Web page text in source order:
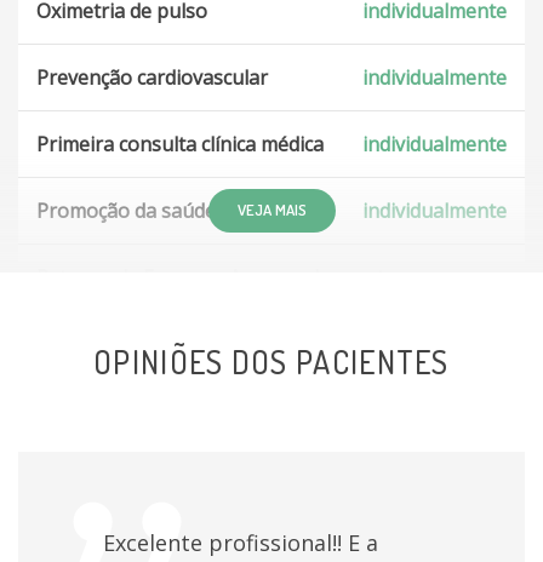
Oximetria de pulso individualmente
Prevenção cardiovascular individualmente
Primeira consulta clínica médica individualmente
Promoção da saúde individualmente
Tratamento de obesidade individualmente
VEJA MAIS
OPINIÕES DOS PACIENTES
Excelente profissional!! E a